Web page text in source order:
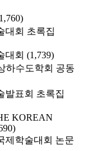
대회 초록집
대회 (1,739)
하수도학회 공동
발표회 초록집
KOREAN
제학술대회 논문